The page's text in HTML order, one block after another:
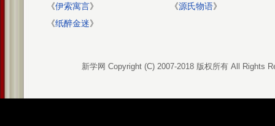
《伊索寓言》 《源氏物语》
《纸醉金迷》
新学网 Copyright (C) 2007-2018 版权所有 All Rights